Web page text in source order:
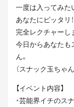
一度は入ってみた
あなたにピッタリ
完全レクチャーし
今日からあなたも
ん。
（スナック玉ちゃ
【イベント内容】
・芸能界イチのス